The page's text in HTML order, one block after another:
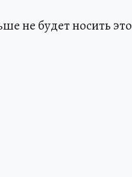
не будет носить это